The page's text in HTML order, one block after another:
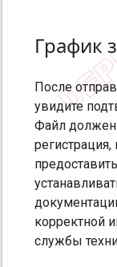
График
После
увидите
Файл
корректной
службы